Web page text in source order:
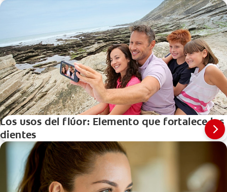
Los usos del flúor: Elemento que fortalece los
dientes